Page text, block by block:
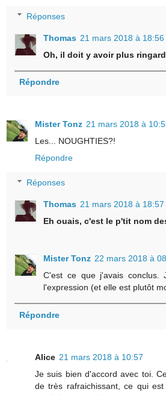
Réponses
Thomas 21 mars 2018 à 18:56
Oh, il doit y avoir plus
Répondre
Mister Tonz 21 mars 2018 à
Les... NOUGHTIES?!
Répondre
Réponses
Thomas 21 mars 2018 à 18:57
Eh ouais, c'est le p'tit nom
Mister Tonz 22 mars 2018 à
C'est ce que j'avais conclus.
l'expression (et elle est plutôt
Répondre
Alice 21 mars 2018 à 10:57
Je suis bien d'accord avec toi.
de très rafraichissant, ce qui